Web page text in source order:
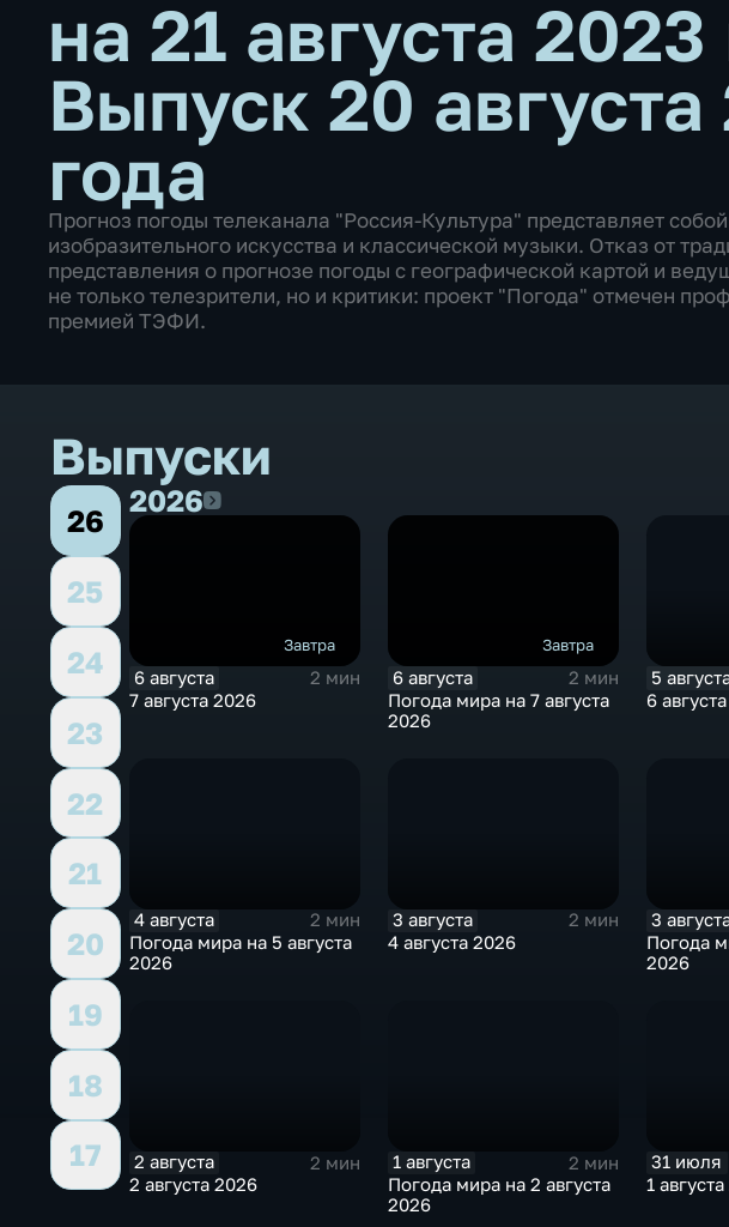
на 21 августа 2023
Выпуск 20 августа
года
Прогноз погоды телеканала "Россия-Культура" представляет
изобразительного искусства и классической музыки. Отказ от
представления о прогнозе погоды с географической картой и
не только телезрители, но и критики: проект "Погода" отмечен
премией ТЭФИ.
Выпуски
26
25
24
23
22
21
20
19
18
17
20262026
Завтра
6 августа
2 мин
7 августа 2026
Завтра
6 августа
2 мин
Погода мира на 7 августа
2026
5
6
4 августа
2 мин
Погода мира на 5 августа
2026
3 августа
2 мин
4 августа 2026
3
Погода
2026
2 августа
2 мин
2 августа 2026
1 августа
2 мин
Погода мира на 2 августа
2026
31 июля
1